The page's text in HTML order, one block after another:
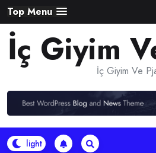
Skip
to
content
Top Menu
İç Giyim
İç Giyim Ve